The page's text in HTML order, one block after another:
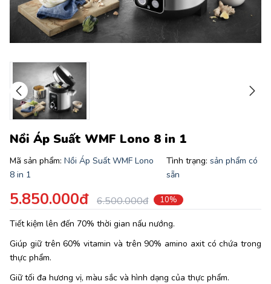
Nồi Áp Suất WMF Lono 8 in 1
Mã sản phẩm: Nồi Áp Suất WMF Lono
8 in 1
Tình trạng: sản phẩm có
sẵn
5.850.000đ 6.500.000đ 10%
Tiết kiệm lên đến 70% thời gian nấu nướng.
Giúp giữ trên 60% vitamin và trên 90% amino axit có chứa trong
thực phẩm.
Giữ tối đa hương vị, màu sắc và hình dạng của thực phẩm.